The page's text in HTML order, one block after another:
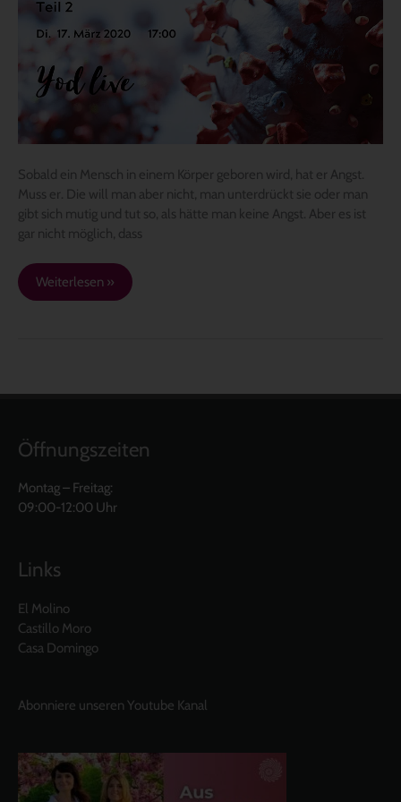
Sobald ein Mensch in einem Körper geboren wird, hat er Angst.
Muss er. Die will man aber nicht, man unterdrückt sie oder man
gibt sich mutig und tut so, als hätte man keine Angst. Aber es ist
gar nicht möglich, dass
die
Angst
Teil
2
Weiterlesen »
Öffnungszeiten
Montag – Freitag:
09:00-12:00 Uhr
Links
El Molino
Castillo Moro
Casa Domingo
Abonniere unseren Youtube Kanal